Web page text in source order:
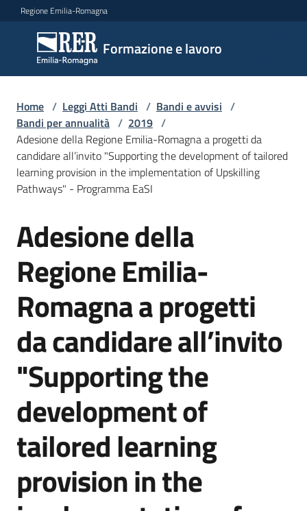
Vai al contenuto
Vai alla navigazione
Vai al footer
Regione Emilia-Romagna
Formazione e lavoro
Formazione
e lavoro
Argomenti
Novità
Servizi
Leggi
Atti
Bandi
Piani
Programmi
Progetti
Fondo
Home / Leggi Atti Bandi / Bandi e avvisi /
Bandi per annualità / 2019 /
Adesione della Regione Emilia-Romagna a progetti da
candidare all’invito "Supporting the development of tailored
learning provision in the implementation of Upskilling
Pathways" - Programma EaSI
Salta al contenuto
Adesione della
Regione Emilia-
Romagna a progetti
da candidare all’invito
"Supporting the
development of
tailored learning
provision in the